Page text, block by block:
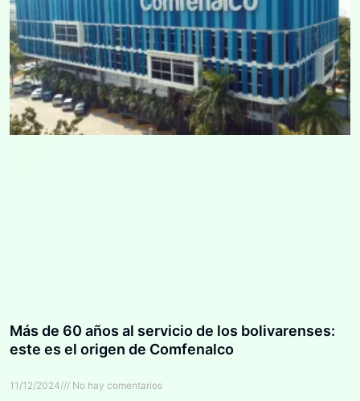
Más de 60 años al servicio de los bolivarenses:
este es el origen de Comfenalco
11/12/2024 No hay comentarios